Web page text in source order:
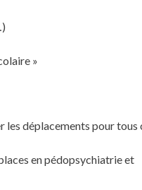
»
les déplacements pour
en pédopsychiatrie et